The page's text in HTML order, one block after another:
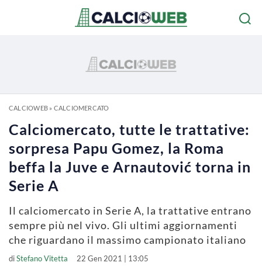
CALCIOWEB» CALCIOMERCATO
Calciomercato, tutte le trattative:
sorpresa Papu Gomez, la Roma
beffa la Juve e Arnautović torna in
Serie A
Il calciomercato in Serie A, la trattative entrano
sempre più nel vivo. Gli ultimi aggiornamenti
che riguardano il massimo campionato italiano
diStefano Vitetta 22 Gen 2021 | 13:05